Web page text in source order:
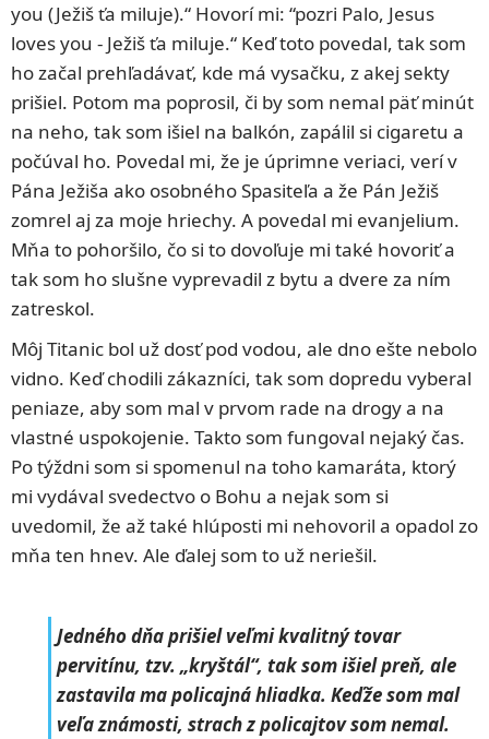
you (Ježiš ťa miluje).“ Hovorí mi: “pozri Palo, Jesus
loves you - Ježiš ťa miluje.“ Keď toto povedal, tak som
ho začal prehľadávať, kde má vysačku, z akej sekty
prišiel. Potom ma poprosil, či by som nemal päť minút
na neho, tak som išiel na balkón, zapálil si cigaretu a
počúval ho. Povedal mi, že je úprimne veriaci, verí v
Pána Ježiša ako osobného Spasiteľa a že Pán Ježiš
zomrel aj za moje hriechy. A povedal mi evanjelium.
Mňa to pohoršilo, čo si to dovoľuje mi také hovoriť a
tak som ho slušne vyprevadil z bytu a dvere za ním
zatreskol.
Môj Titanic bol už dosť pod vodou, ale dno ešte nebolo
vidno. Keď chodili zákazníci, tak som dopredu vyberal
peniaze, aby som mal v prvom rade na drogy a na
vlastné uspokojenie. Takto som fungoval nejaký čas.
Po týždni som si spomenul na toho kamaráta, ktorý
mi vydával svedectvo o Bohu a nejak som si
uvedomil, že až také hlúposti mi nehovoril a opadol zo
mňa ten hnev. Ale ďalej som to už neriešil.
Jedného dňa prišiel veľmi kvalitný tovar
pervitínu, tzv. „kryštál“, tak som išiel preň, ale
zastavila ma policajná hliadka. Keďže som mal
veľa známosti, strach z policajtov som nemal.